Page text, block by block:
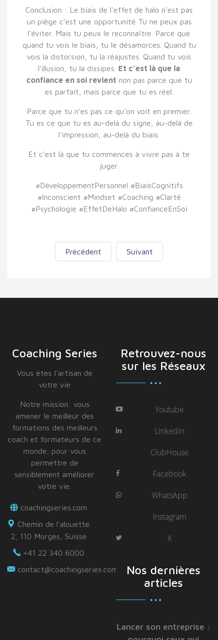
Conclusion : Le biais de l’effet de halo n’est pas
un piège c’est une opportunité Tu ne peux pas
l’éviter. Mais tu peux le reconnaître. Parce que
quand tu vois le biais, tu le désamorces. Quand tu
vois la distorsion, tu la réajustes. Quand tu vois
l’illusion, tu la dissipes. Et c’est là que la
confiance en soi revient non pas parce que tu
es parfait, mais parce que tu es réel.
Parce que tu n’es pas ce qu’on voit en premier.
Tu es ce que tu es au-delà du signe, au-delà de
l’impression, au-delà du biais.
Et c’est là que tu commences à vivre pas à te
juger.
#DéveloppementPersonnel #BiaisCognitifs
#Inconscient #Mindset #Coaching #Clarté
#Psychologie #EffetDeHalo #ConfianceEnSoi
Précédent Suivant
Coaching Series
Vous étes I'artisan de
votre vie
Notre mission: vous
amener le meilleur des
formations des meilleurs
coach et formateurs de ce
monde, pour vous
permettre de
sensiblement améliorer
votre vie.
coachingseries.com
Chemin de l'alouette
2, 110 Morges, Suisse
+41 22 340 6000
contact@coachingseries.com
Retrouvez-nous
sur les Réseaux
Youtube
Linkedin
ClubHouse
Facebook
WhatsApp
Instagram
X
Nos dernières
articles
Lancer son entreprise :